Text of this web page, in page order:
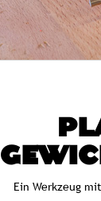
Ein Werkzeug